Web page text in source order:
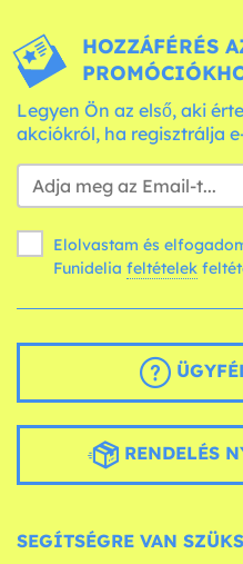
HOZZÁFÉRÉS
Legyen Ön az első, aki
akciókról, ha regisztrálja
Elolvastam és
Funidelia feltételek
RENDELÉS
SEGÍTSÉGRE VAN